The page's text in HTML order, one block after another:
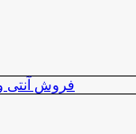
فروش آنتی